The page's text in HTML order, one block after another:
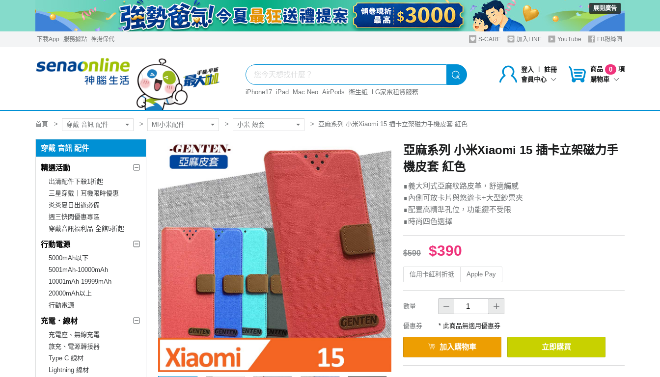
展開廣告
下載App 服務據點 神揚保代 S-CARE 加入LINE YouTube FB粉絲團
登入 ︱
註冊
會員中心
商品 0
項
購物車
iPhone17 iPad Mac Neo AirPods 衛生紙 LG家電租賃服務
首頁 穿戴 音訊 配件 MI小米配件 小米 殼套 亞麻系列 小米Xiaomi 15 插卡立架磁力手機皮套 紅色
穿戴 音訊 配件
精選活動
出清配件下殺1折起
三星穿戴｜耳機限時優惠
炎炎夏日出遊必備
週三快閃優惠專區
穿戴音訊福利品 全館5折起
行動電源
5000mAh以下
5001mAh-10000mAh
10001mAh-19999mAh
20000mAh以上
行動電源
充電．線材
充電座、無線充電
旅充、電源轉接器
Type C 線材
Lightning 線材
亞麻系列 小米Xiaomi 15 插卡立架磁力手
機皮套 紅色
∎義大利式亞麻紋路皮革，舒適觸感
∎內側可放卡片與悠遊卡+大型鈔票夾
∎配置高精準孔位，功能鍵不受限
∎時尚四色選擇
$590 $390
信用卡紅利折抵 Apple Pay
數量
優惠券 * 此商品無適用優惠券
加入購物車 立即購買